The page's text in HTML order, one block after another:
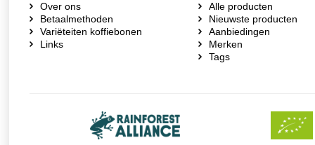
Over ons
Betaalmethoden
Variëteiten koffiebonen
Links
Alle producten
Nieuwste producten
Aanbiedingen
Merken
Tags